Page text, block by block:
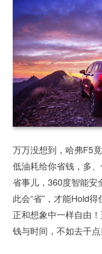
万万没想到，哈弗F5
低油耗给你省钱，多
省事儿，360度智能
此会“省”，才能Hold
正和想象中一样自由
钱与时间，不如去干